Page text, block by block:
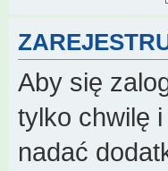
Aby się
tylko chwilę
nadać